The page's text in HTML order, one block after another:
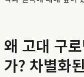
왜 고대 구
가? 차별화